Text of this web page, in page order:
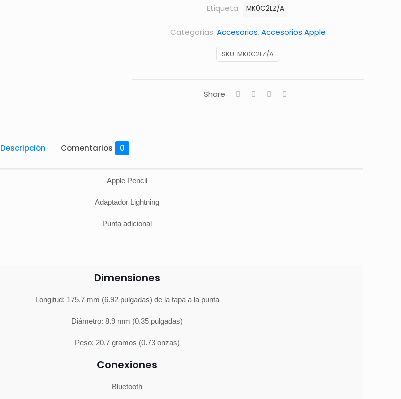
SKU: MK0C2LZ/A
Categorías: Accesorios,Accesorios Apple
Etiqueta: MK0C2LZ/A
Share
Descripción Comentarios 0
Apple Pencil
Adaptador Lightning
Punta adicional
Dimensiones
Longitud: 175.7 mm (6.92 pulgadas) de la tapa a la punta
Diámetro: 8.9 mm (0.35 pulgadas)
Peso: 20.7 gramos (0.73 onzas)
Conexiones
Bluetooth